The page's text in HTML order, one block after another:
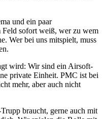
und ein paar
Feld sofort weiß, wer zu wem
Wer bei uns mitspielt, muss
wird: Wir sind ein Airsoft-
private Einheit. PMC ist bei
mehr, aber auch nicht
braucht, gerne auch mit